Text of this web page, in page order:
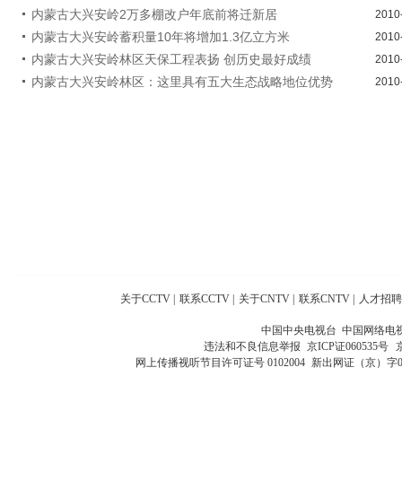
内蒙古大兴安岭2万多棚改户年底前将迁新居
内蒙古大兴安岭蓄积量10年将增加1.3亿立方米
内蒙古大兴安岭林区天保工程表扬 创历史最好成绩
内蒙古大兴安岭林区：这里具有五大生态战略地位优势
关于CCTV | 联系CCTV | 关于CNTV | 联系CNTV | 人才招聘
中国中央电视台 中国网络电
违法和不良信息举报 京ICP证060535号
网上传播视听节目许可证号 0102004 新出网证（京）